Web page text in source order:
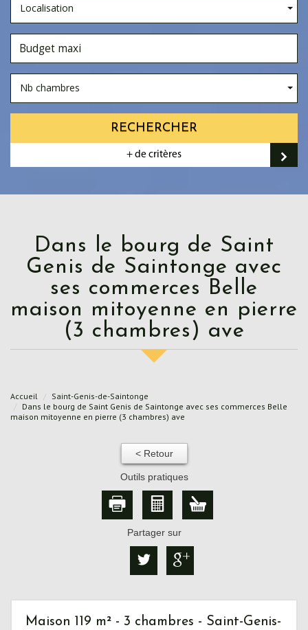
Localisation
Nb chambres
RECHERCHER
+ de critères
Dans le bourg de Saint
Genis de Saintonge avec
ses commerces Belle
maison mitoyenne en pierre
(3 chambres) ave
Accueil
Saint-Genis-de-Saintonge
Dans le bourg de Saint Genis de Saintonge avec ses commerces Belle
maison mitoyenne en pierre (3 chambres) ave
< Retour
Outils pratiques
Partager sur
Maison 119 m² - 3 chambres - Saint-Genis-